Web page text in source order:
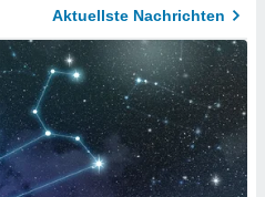
Aktuellste Nachrichten